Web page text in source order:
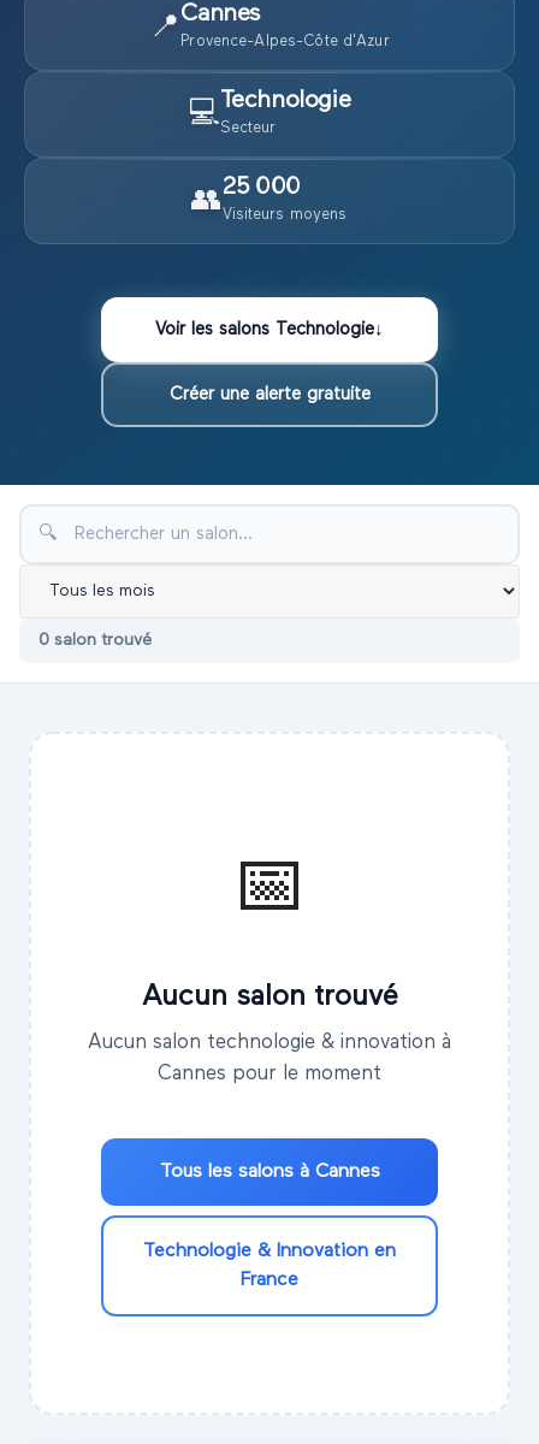
📍 Cannes
Provence-Alpes-Côte d'Azur
💻Technologie
Secteur
👥25 000
Visiteurs moyens
Voir les salons Technologie↓
Créer une alerte gratuite
🔍
0 salon trouvé
📅
Aucun salon trouvé
Aucun salon technologie & innovation à
Cannes pour le moment
Tous les salons à Cannes
Technologie & Innovation en
France